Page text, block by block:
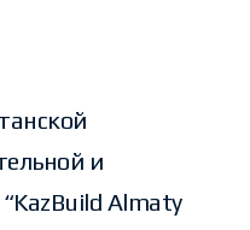
и
Almaty